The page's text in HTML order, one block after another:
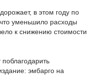
в этом году по
уменьшило расходы
к снижению стоимости
эмбарго на